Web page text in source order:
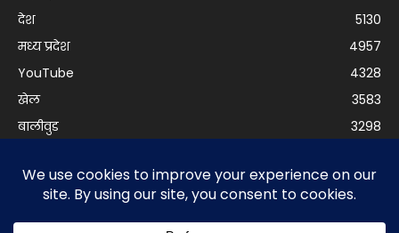
देश
5130
मध्य प्रदेश
4957
YouTube
4328
खेल
3583
बालीवुड
3298
बिजनेस
2978